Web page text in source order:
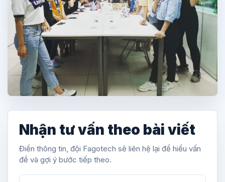
Nhận tư vấn theo bài viết
Điền thông tin, đội Fagotech sẽ liên hệ lại để hiểu vấn
đề và gợi ý bước tiếp theo.